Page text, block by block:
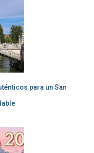
para un San